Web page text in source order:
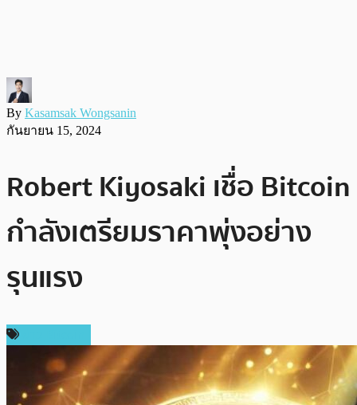
By Kasamsak Wongsanin
กันยายน 15, 2024
Robert Kiyosaki เชื่อ Bitcoin
กำลังเตรียมราคาพุ่งอย่าง
รุนแรง